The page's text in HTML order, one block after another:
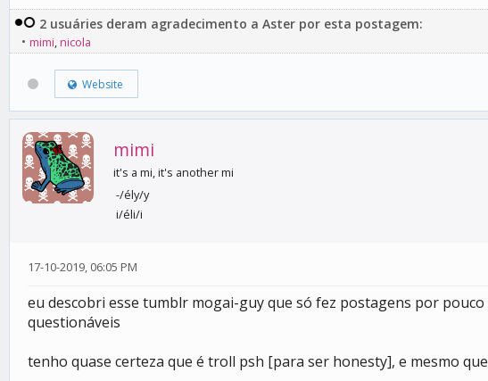
2 usuáries deram agradecimento a Aster por esta postagem:
• mimi,nicola
Website
mimi
it's a mi, it's another mi
-/ély/y
i/éli/i
17-10-2019, 06:05 PM
eu descobri esse tumblr mogai-guy que só fez postagens por
questionáveis
tenho quase certeza que é troll psh [para ser honesty], e mesmo